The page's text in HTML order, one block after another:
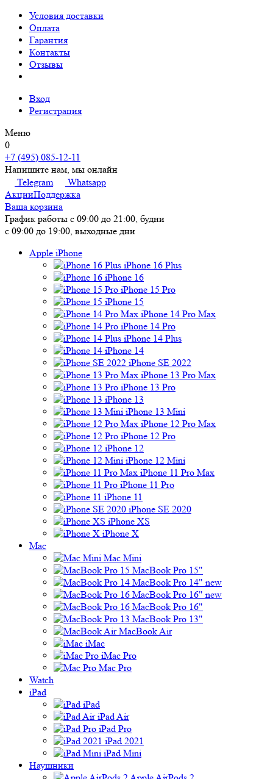
Условия доставки
Оплата
Гарантия
Контакты
Отзывы
Вход
Регистрация
Меню
0
+7 (495) 085-12-11
Напишите нам, мы онлайн
Telegram
Whatsapp
АкцииПоддержка
Ваша корзина
График работы с 09:00 до 21:00, будни
с 09:00 до 19:00, выходные дни
Apple iPhone
iPhone 16 Plus
iPhone 16
iPhone 15 Pro
iPhone 15
iPhone 14 Pro Max
iPhone 14 Pro
iPhone 14 Plus
iPhone 14
iPhone SE 2022
iPhone 13 Pro Max
iPhone 13 Pro
iPhone 13
iPhone 13 Mini
iPhone 12 Pro Max
iPhone 12 Pro
iPhone 12
iPhone 12 Mini
iPhone 11 Pro Max
iPhone 11 Pro
iPhone 11
iPhone SE 2020
iPhone XS
iPhone X
Mac
Mac Mini
MacBook Pro 15"
MacBook Pro 14" new
MacBook Pro 16" new
MacBook Pro 16"
MacBook Pro 13"
MacBook Air
iMac
iMac Pro
Mac Pro
Watch
iPad
iPad
iPad Air
iPad Pro
iPad 2021
iPad Mini
Наушники